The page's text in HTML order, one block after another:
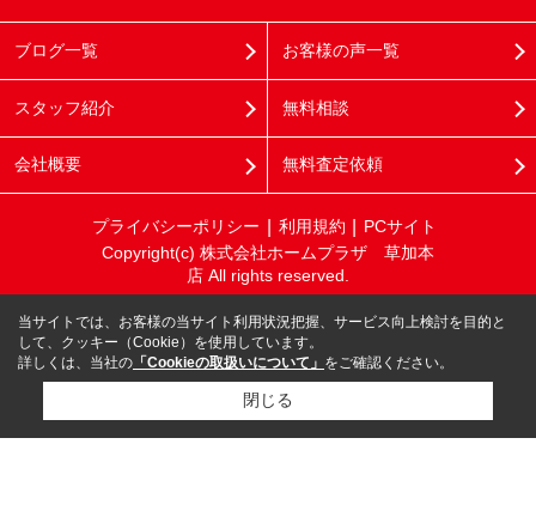
ブログ一覧
スタッフ紹介
会社概要
お客様の声一覧
無料相談
無料査定依頼
プライバシーポリシー 利用規約
PCサイト
Copyright(c) 株式会社ホームプラザ 草加本
店 All rights reserved.
当サイトでは、お客様の当サイト利用状況把握、サービス向上検討を目的と
して、クッキー（Cookie）を使用しています。
詳しくは、当社の 「Cookieの取扱いについて」 をご確認ください。
閉じる